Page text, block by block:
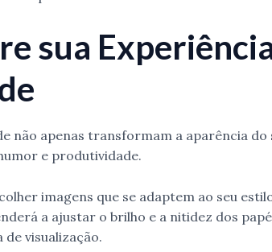
sua
não apenas transformam a aparência do
e produtividade.
imagens que se adaptem ao seu
a ajustar o brilho e a nitidez dos
visualização.